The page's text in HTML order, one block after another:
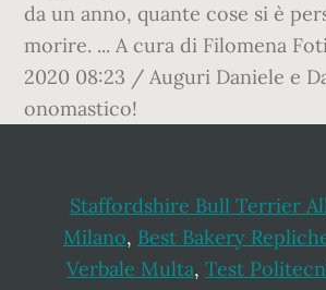
da un anno, quante cose si è
morire. ... A cura di Filomena
2020 08:23 / Auguri Daniele e
onomastico!
Staffordshire Bull Terrier
Milano, Best Bakery
Verbale Multa, Test